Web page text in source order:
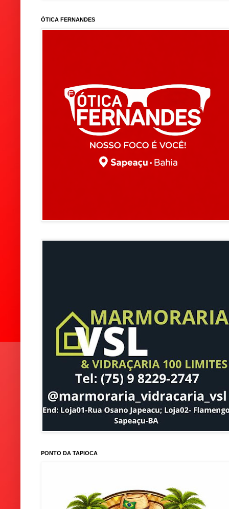
ÓTICA FERNANDES
PONTO DA TAPIOCA